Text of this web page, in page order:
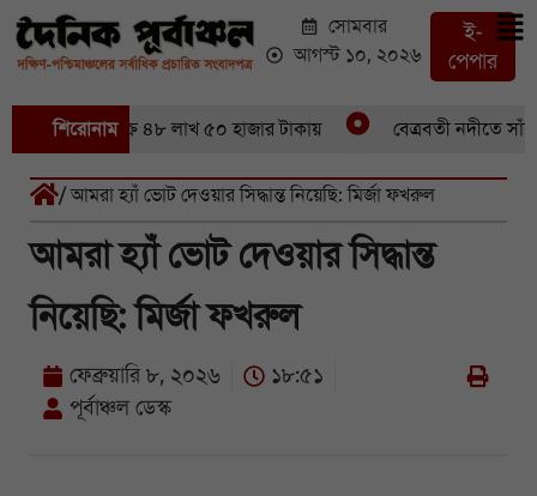
সোমবার
আগস্ট ১০, ২০২৬
ই-
পেপার
শিরোনাম
মণ ইলিশবিক্রি ৪৮ লাখ ৫০ হাজার টাকায় বেত্রবতী নদীতে
/ আমরা হ্যাঁ ভোট দেওয়ার সিদ্ধান্ত নিয়েছি: মির্জা ফখরুল
আমরা হ্যাঁ ভোট দেওয়ার সিদ্ধান্ত
নিয়েছি: মির্জা ফখরুল
ফেব্রুয়ারি ৮, ২০২৬
১৮:৫১
পূর্বাঞ্চল ডেস্ক